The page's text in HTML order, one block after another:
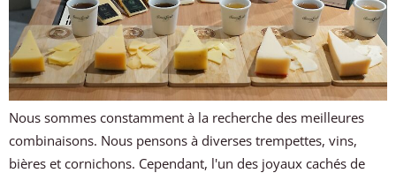
Nous sommes constamment à la recherche des meilleures
combinaisons. Nous pensons à diverses trempettes, vins,
bières et cornichons. Cependant, l'un des joyaux cachés de